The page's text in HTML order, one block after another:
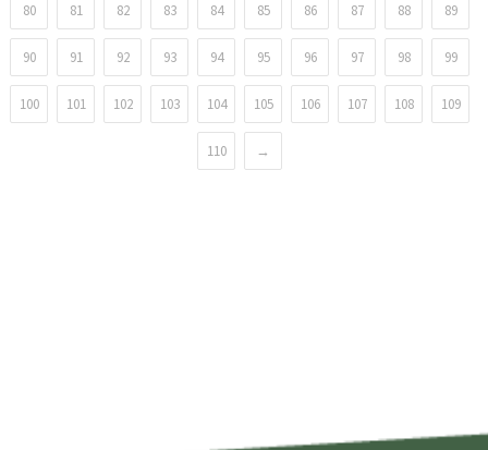
80 81 82 83 84 85 86 87 88 89
90 91 92 93 94 95 96 97 98 99
100 101 102 103 104 105 106 107 108 109
110 →